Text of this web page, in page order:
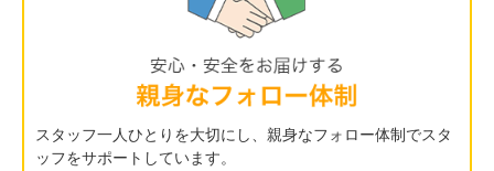
スタッフ一人ひとりを大切にし、親身なフォロー体制でスタ
ッフをサポートしています。